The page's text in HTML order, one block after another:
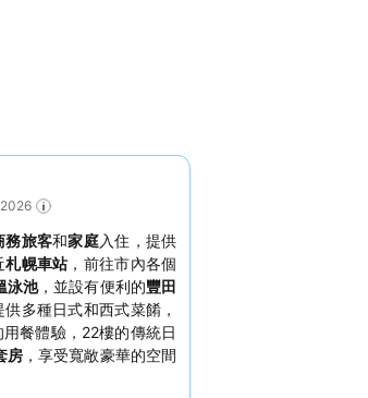
務旅客和家庭入住，提供
札幌車站 ，前往市內各個
泳池，並設有便利的豐田
供多種日式和西式菜餚，
餐體驗，22樓的傳統日
房，享受寬敞豪華的空間